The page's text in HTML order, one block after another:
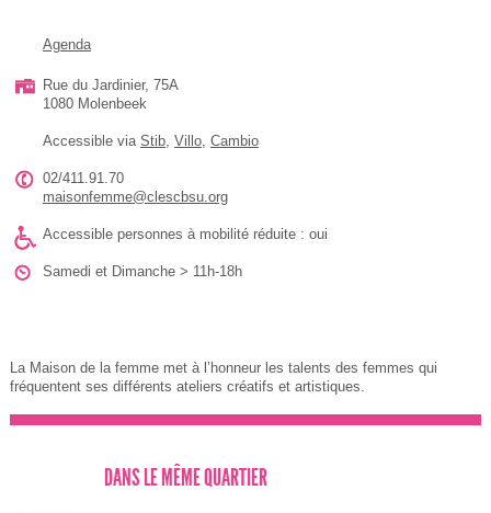
Agenda
Rue du Jardinier, 75A
1080 Molenbeek
Accessible via Stib, Villo, Cambio
02/411.91.70
maisonfemme@clescbsu.org
Accessible personnes à mobilité réduite : oui
Samedi et Dimanche > 11h-18h
La Maison de la femme met à l’honneur les talents des femmes qui
fréquentent ses différents ateliers créatifs et artistiques.
DANS LE MÊME QUARTIER